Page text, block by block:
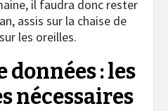
il faudra donc rester
assis sur la chaise de
les oreilles.
données : les
nécessaires